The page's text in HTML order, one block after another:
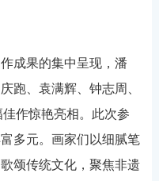
成果的集中呈现，潘
跑、袁满辉、钟志周、
作惊艳亮相。此次参
多元。画家们以细腻笔
颂传统文化，聚焦非遗